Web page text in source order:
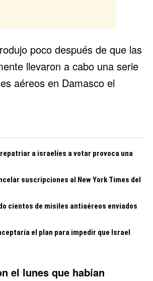
poco después de que las
llevaron a cabo una serie
aéreos en Damasco el
a israelíes a votar provoca una
suscripciones al New York Times del
cientos de misiles antiaéreos enviados
el plan para impedir que Israel
el lunes que habían